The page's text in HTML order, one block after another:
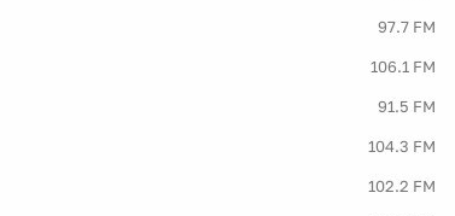
97.7 FM
106.1 FM
91.5 FM
104.3 FM
102.2 FM